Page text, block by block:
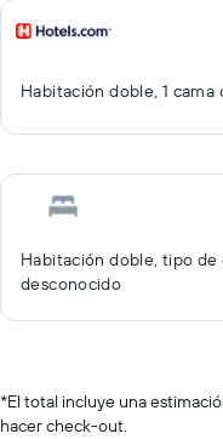
Habitación doble, 1 cama
Habitación doble, tipo de
desconocido
*El total incluye una
hacer check-out.